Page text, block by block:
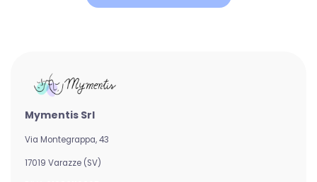
Mymentis Srl
Via Montegrappa, 43
17019 Varazze (SV)